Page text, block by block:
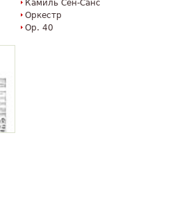
Камиль Сен-Санс
Оркестр
Op. 40